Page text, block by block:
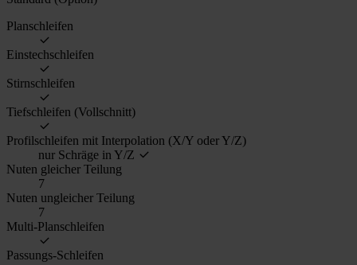
Planschleifen
Einstechschleifen
Stirnschleifen
Tiefschleifen (Vollschnitt)
Profilschleifen mit Interpolation (X/Y oder Y/Z)
nur Schräge in Y/Z
Nuten gleicher Teilung
7
Nuten ungleicher Teilung
7
Multi-Planschleifen
Passungs-Schleifen